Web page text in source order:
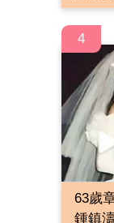
4
63歲
鍾鎮